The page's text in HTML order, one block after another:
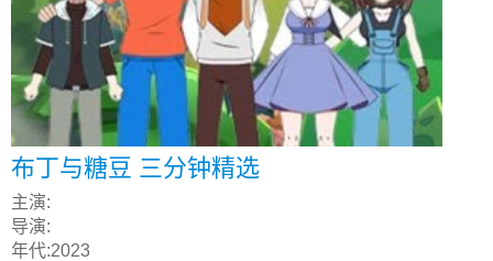
布丁与糖豆 三分钟精选
主演:
导演:
年代:2023